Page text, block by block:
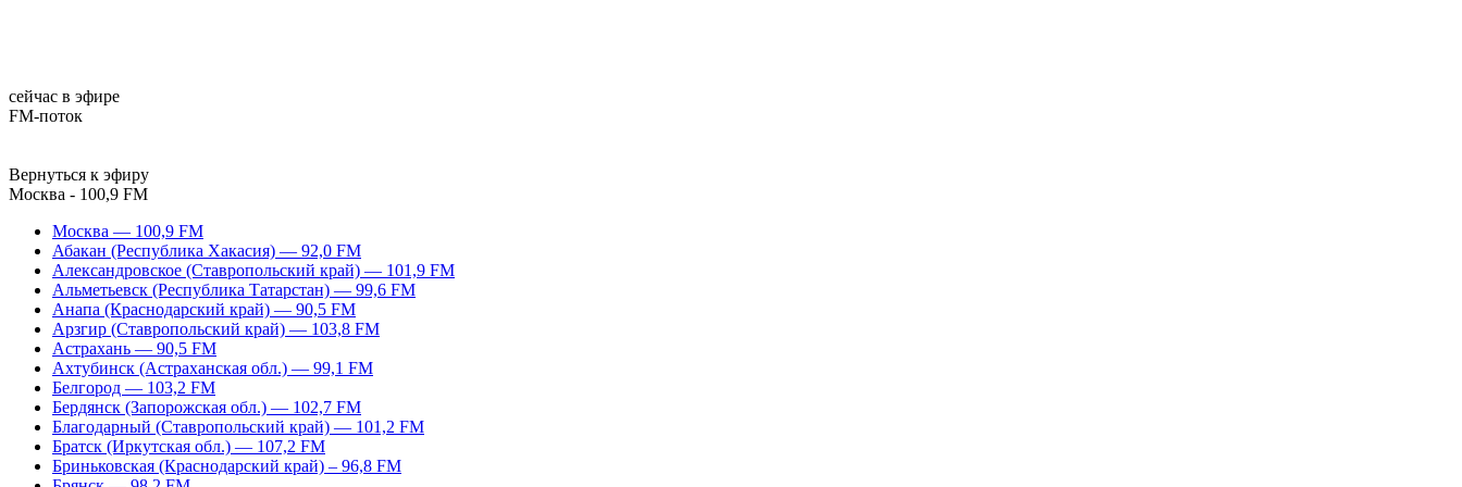
сейчас в эфире
FM-поток
Вернуться к эфиру
Москва - 100,9 FM
Москва — 100,9 FM
Абакан (Республика Хакасия) — 92,0 FM
Александровское (Ставропольский край) — 101,9 FM
Альметьевск (Республика Татарстан) — 99,6 FM
Анапа (Краснодарский край) — 90,5 FM
Арзгир (Ставропольский край) — 103,8 FM
Астрахань — 90,5 FM
Ахтубинск (Астраханская обл.) — 99,1 FM
Белгород — 103,2 FM
Бердянск (Запорожская обл.) — 102,7 FM
Благодарный (Ставропольский край) — 101,2 FM
Братск (Иркутская обл.) — 107,2 FM
Бриньковская (Краснодарский край) – 96,8 FM